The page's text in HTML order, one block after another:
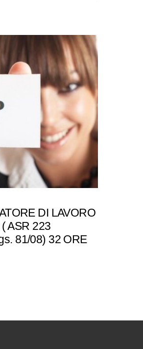
DI LAVORO
ASR 223
81/08) 32 ORE